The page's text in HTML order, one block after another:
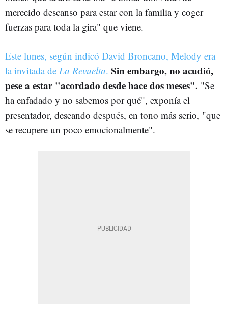
merecido descanso para estar con la familia y coger
fuerzas para toda la gira" que viene.
Este lunes, según indicó David Broncano, Melody era
la invitada de La Revuelta. Sin embargo, no acudió,
pese a estar "acordado desde hace dos meses". "Se
ha enfadado y no sabemos por qué", exponía el
presentador, deseando después, en tono más serio, "que
se recupere un poco emocionalmente".